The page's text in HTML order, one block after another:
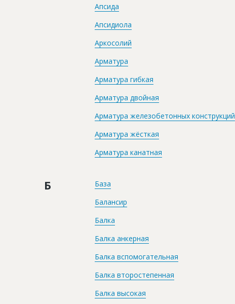
Апсида
Апсидиола
Аркосолий
Арматура
Арматура гибкая
Арматура двойная
Арматура железобетонных конструкций
Арматура жёсткая
Арматура канатная
Б
База
Балансир
Балка
Балка анкерная
Балка вспомогательная
Балка второстепенная
Балка высокая